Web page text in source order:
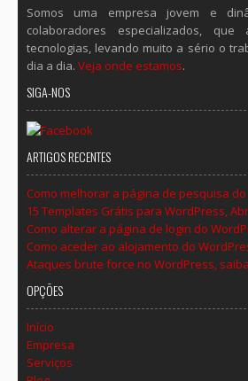
Somos uma empresa jovem e
colaboradores especializados,
tecnologias, levando muito a sério o
dia a dia. Veja onde estamos.
SIGA-NOS
ARTIGOS RECENTES
Como melhorar a página de pesquisa
15 Templates Grátis para WordPress,
Como alterar a página de login do
Como aceder ao alojamento do
Ataques brute force no WordPress,
OPÇÕES
Início
Empresa
Serviços